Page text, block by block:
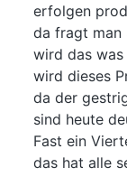
erfolgen
da fragt man
wird das was
wird dieses
da der
sind heute
Fast ein
das hat alle